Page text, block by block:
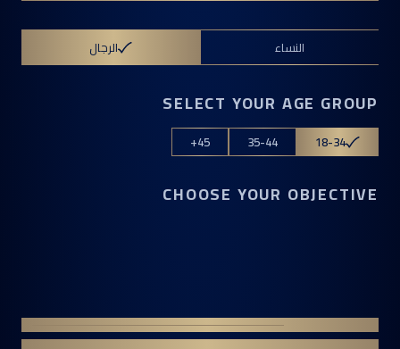
اكتشف صيغتك الخاصة
النساء الرجال
SELECT YOUR AGE GROUP